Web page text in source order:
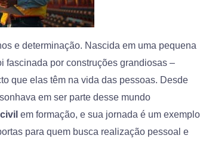
e determinação. Nascida em uma pequena
fascinada por construções grandiosas –
que elas têm na vida das pessoas. Desde
em ser parte desse mundo
em formação, e sua jornada é um exemplo
para quem busca realização pessoal e